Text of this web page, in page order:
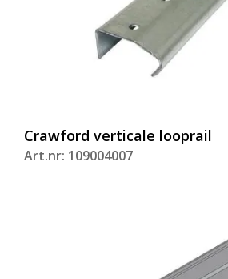
Crawford verticale looprail
Art.nr: 109004007